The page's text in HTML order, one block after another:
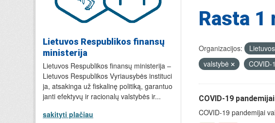
Lietuvos Respublikos finansų
ministerija
Lietuvos Respublikos finansų ministerija –
Lietuvos Respublikos Vyriausybės instituci
ja, atsakinga už fiskalinę politiką, garantuo
janti efektyvų ir racionalų valstybės ir...
sakityti plačiau
Rasta 1
Organizacijos:
valstybė
COVID-
COVID-19
COVID-19 pandemijai